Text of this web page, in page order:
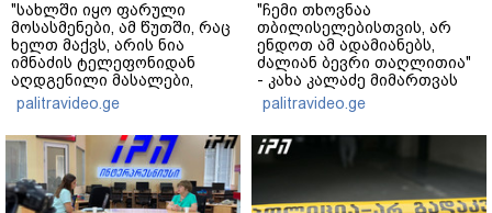
"სახლში იყო ფარული
მოსასმენები, ამ წუთში, რაც
ხელთ მაქვს, არის ნია
იმნაძის ტელეფონიდან
აღდგენილი მასალები,
არის ანძები, დეტალურები"
- ეკა კუპატაძე
palitravideo.ge
"ჩემი თხოვნაა
თბილისელებისთვის, არ
ენდოთ ამ ადამიანებს,
ძალიან ბევრი თაღლითია"
- კახა კალაძე მიმართვას
ავრცელებს
palitravideo.ge